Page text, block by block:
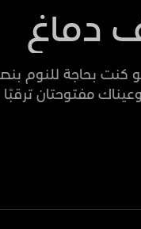
دماغ
لو كنت بحاجة
مفتوحتان